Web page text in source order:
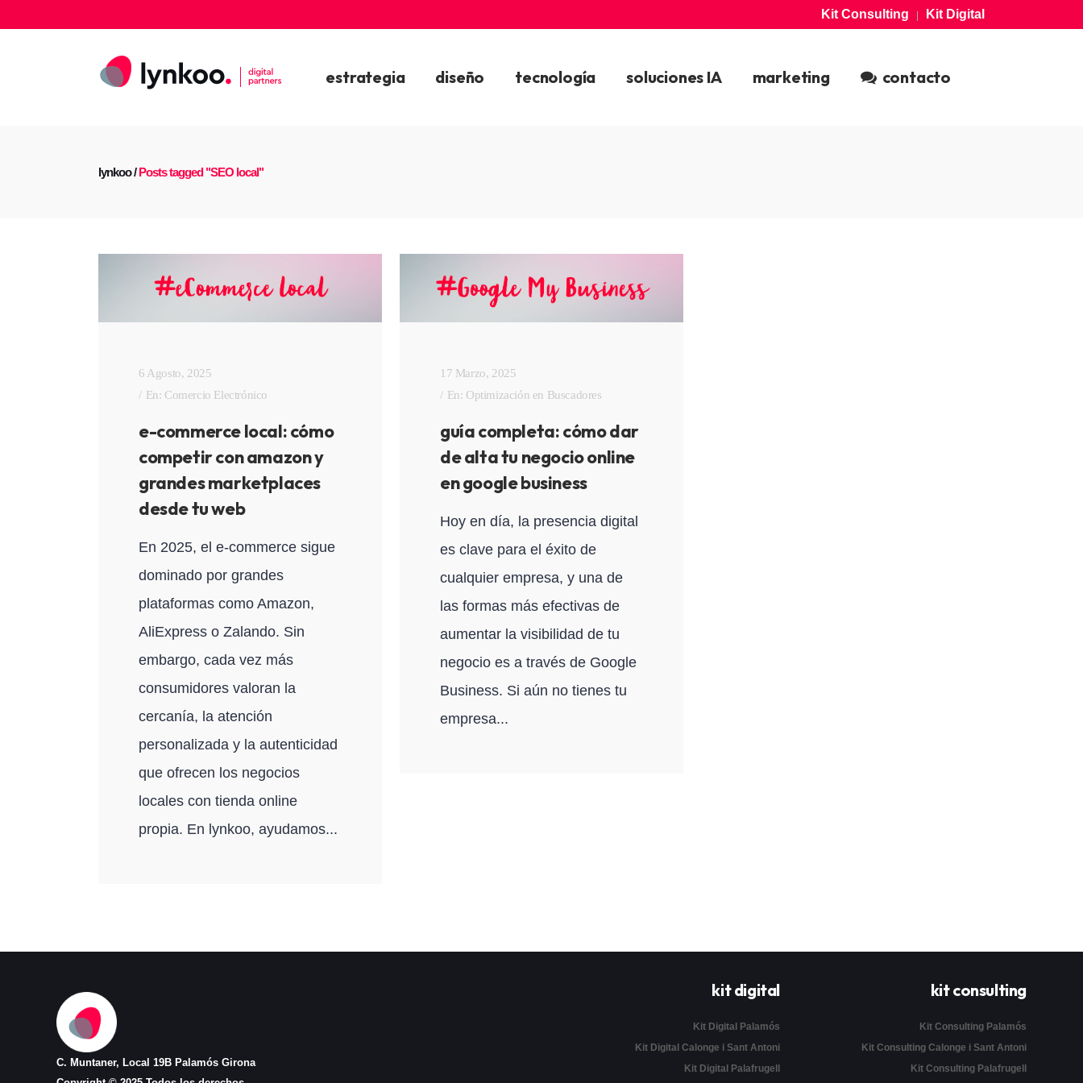
Kit Consulting|Kit Digital
estrategia diseño tecnología soluciones IA marketing contacto
lynkoo/Posts tagged "SEO local"
6 Agosto, 2025
En: Comercio Electrónico
e-commerce local: cómo
competir con amazon y
grandes marketplaces
desde tu web
En 2025, el e-commerce sigue
dominado por grandes
plataformas como Amazon,
AliExpress o Zalando. Sin
embargo, cada vez más
consumidores valoran la
cercanía, la atención
personalizada y la autenticidad
que ofrecen los negocios
locales con tienda online
propia. En lynkoo, ayudamos...
17 Marzo, 2025
En: Optimización en Buscadores
guía completa: cómo dar
de alta tu negocio online
en google business
Hoy en día, la presencia digital
es clave para el éxito de
cualquier empresa, y una de
las formas más efectivas de
aumentar la visibilidad de tu
negocio es a través de Google
Business. Si aún no tienes tu
empresa...
C. Muntaner, Local 19B Palamós Girona
kit digital
Kit Digital Palamós
Kit Digital Calonge i Sant Antoni
Kit Digital Palafrugell
kit consulting
Kit Consulting Palamós
Kit Consulting Calonge i Sant Antoni
Kit Consulting Palafrugell